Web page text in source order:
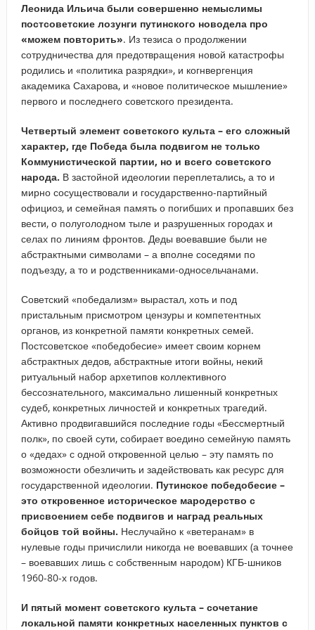
Леонида Ильича были совершенно немыслимы
постсоветские лозунги путинского новодела про
«можем повторить». Из тезиса о продолжении
сотрудничества для предотвращения новой катастрофы
родились и «политика разрядки», и когнвергенция
академика Сахарова, и «новое политическое мышление»
первого и последнего советского президента.
Четвертый элемент советского культа – его сложный
характер, где Победа была подвигом не только
Коммунистической партии, но и всего советского
народа. В застойной идеологии переплетались, а то и
мирно сосуществовали и государственно-партийный
официоз, и семейная память о погибших и пропавших без
вести, о полуголодном тыле и разрушенных городах и
селах по линиям фронтов. Деды воевавшие были не
абстрактными символами – а вполне соседями по
подъезду, а то и родственниками-односельчанами.
Советский «победализм» вырастал, хоть и под
пристальным присмотром цензуры и компетентных
органов, из конкретной памяти конкретных семей.
Постсоветское «победобесие» имеет своим корнем
абстрактных дедов, абстрактные итоги войны, некий
ритуальный набор архетипов коллективного
бессознательного, максимально лишенный конкретных
судеб, конкретных личностей и конкретных трагедий.
Активно продвигавшийся последние годы «Бессмертный
полк», по своей сути, собирает воедино семейную память
о «дедах» с одной откровенной целью – эту память по
возможности обезличить и задействовать как ресурс для
государственной идеологии. Путинское победобесие –
это откровенное историческое мародерство с
присвоением себе подвигов и наград реальных
бойцов той войны. Неслучайно к «ветеранам» в
нулевые годы причислили никогда не воевавших (а точнее
– воевавших лишь с собственным народом) КГБ-шников
1960-80-х годов.
И пятый момент советского культа – сочетание
локальной памяти конкретных населенных пунктов с